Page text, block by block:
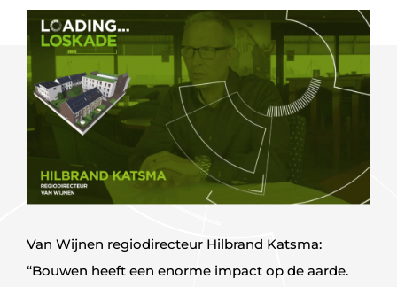
Van Wijnen regiodirecteur Hilbrand Katsma:
“Bouwen heeft een enorme impact op de aarde.